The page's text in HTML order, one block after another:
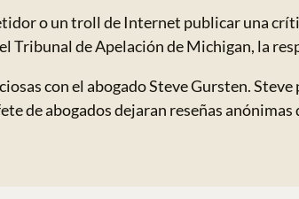
o un troll de Internet publicar una
de Apelación de Michigan, la
con el abogado Steve Gursten.
de abogados dejaran reseñas anónimas